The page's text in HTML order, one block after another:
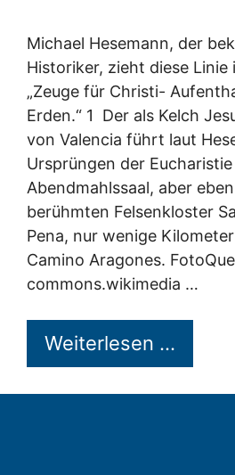
Michael Hesemann, der
Historiker, zieht diese Linie
„Zeuge für Christi-
Erden.“ 1 Der als Kelch
von Valencia führt laut
Ursprüngen der Eucharistie
Abendmahlssaal, aber
berühmten Felsenkloster
Pena, nur wenige
Camino Aragones.
commons.wikimedia …
Weiterlesen …